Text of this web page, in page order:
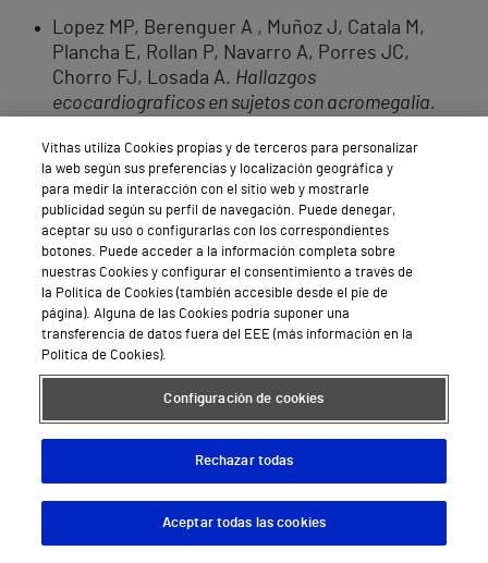
Lopez MP, Berenguer A , Muñoz J, Catala M,
Plancha E, Rollan P, Navarro A, Porres JC,
Chorro FJ, Losada A. Hallazgos
ecocardiograficos en sujetos con acromegalia.
Rollan P, Porres JC, Berenguer A, Plancha E,
Navarro A, Lopez MP, Losada A, Muñoz J,
Chorro FJ, Lopez-Merino V.Exclusion de
cortocircuito interauricular mediante
ecocontraste en pacientes susceptibles de
neurocirugia de fosa posterior. Latido 1999.
Navarro A, Sanchis J, Bodi V, Monmeneu JV,
Blasco M, Llacer A, Ferrero JA, Insa L, Chorro
hospitalarios en la angina inestable con
cambios electrocardiograficos. Latido 2000; 8:
Descargar App
Vithas utiliza Cookies propias y de terceros para personalizar
la web según sus preferencias y localización geográfica y
para medir la interacción con el sitio web y mostrarle
publicidad según su perfil de navegación. Puede denegar,
aceptar su uso o configurarlas con los correspondientes
botones. Puede acceder a la información completa sobre
nuestras Cookies y configurar el consentimiento a través de
la Política de Cookies (también accesible desde el pie de
página). Alguna de las Cookies podría suponer una
transferencia de datos fuera del EEE (más información en la
Política de Cookies).
Configuración de cookies
Rechazar todas
Aceptar todas las cookies